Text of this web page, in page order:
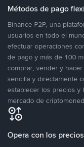
Métodos de pago
Binance P2P, una
usuarios en todo el
efectuar operaciones
de pago y más de 100
comprar, vender y
sencilla y directamente
establecer los precios y
mercado de
Opera con los